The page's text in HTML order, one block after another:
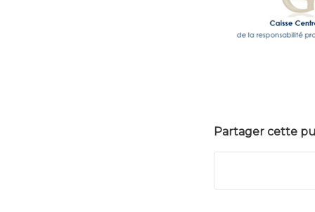
Partager cette